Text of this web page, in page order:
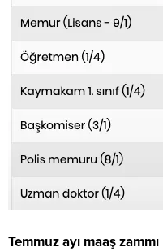
Temmuz ayı maaş